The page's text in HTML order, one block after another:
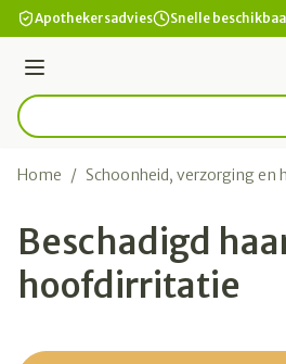
Ga naar de inhoud
Apothekersadvies Snelle
Menu
Product, merk, categorie...
Home / Schoonheid, verzorging en
Beschadigd
hoofdirritatie